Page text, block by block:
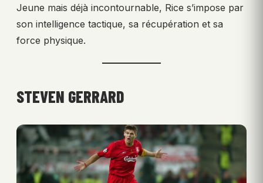
Jeune mais déjà incontournable, Rice s’impose par
son intelligence tactique, sa récupération et sa
force physique.
STEVEN GERRARD